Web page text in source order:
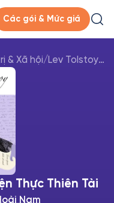
Các gói & Mức giá
& Xã hội/ Lev Tolstoy - Nhà Văn Hiện Thực Thiên Tài
Thực Thiên Tài
Nam